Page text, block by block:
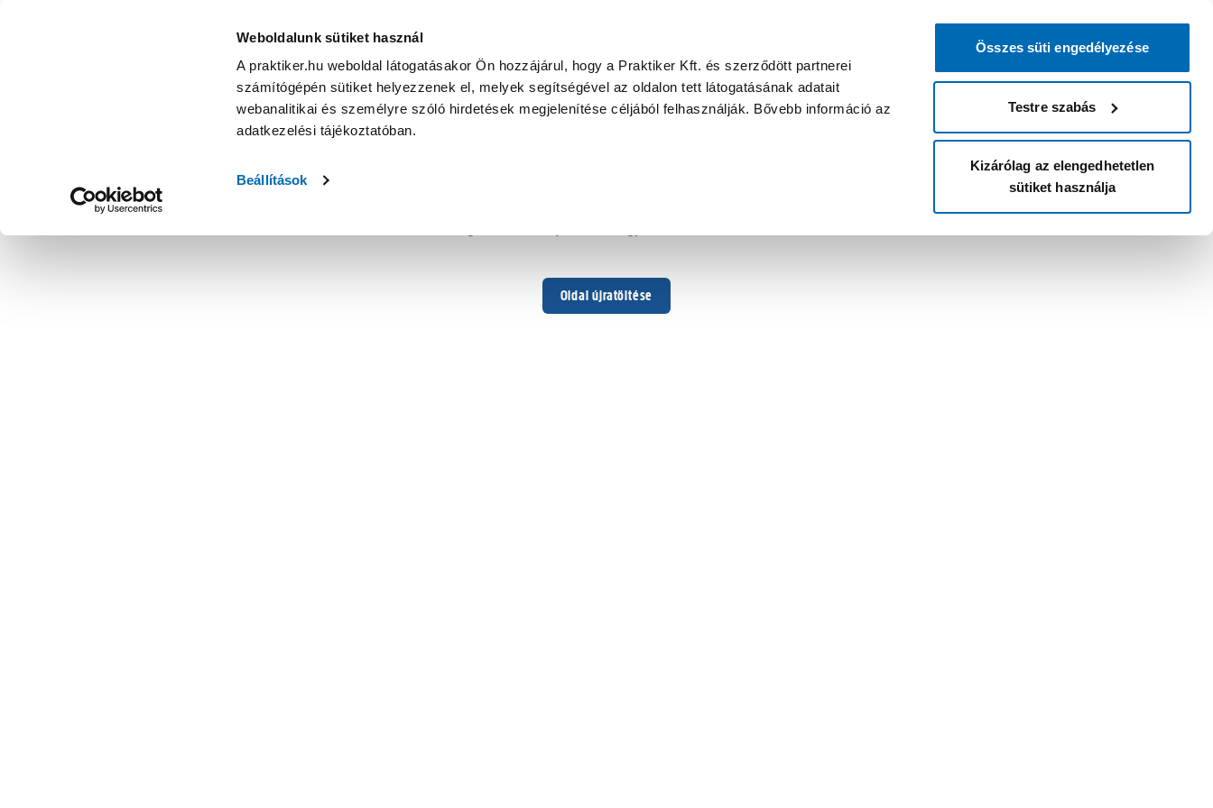
Weboldalunk sütiket használ
A praktiker.hu weboldal látogatásakor Ön hozzájárul, hogy a Praktiker Kft. és szerződött partnerei
számítógépén sütiket helyezzenek el, melyek segítségével az oldalon tett látogatásának adatait
webanalitikai és személyre szóló hirdetések megjelenítése céljából felhasználják. Bővebb információ az
adatkezelési tájékoztatóban.
Beállítások
Összes süti engedélyezése
Testre szabás
Kizárólag az elengedhetetlen
sütiket használja
Oldal újratöltése